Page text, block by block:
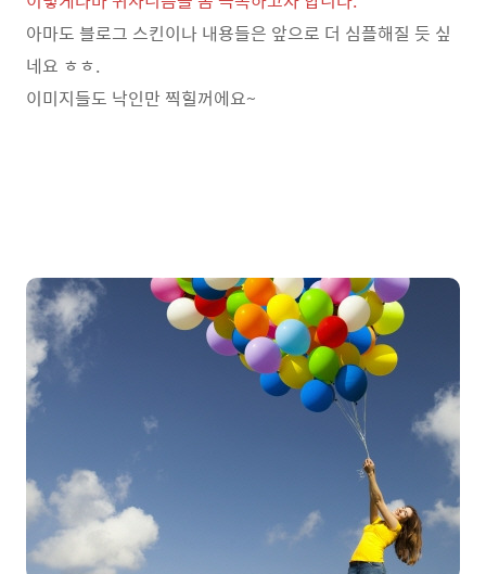
아마도 블로그 스킨이나 내용들은 앞으로 더 심플해질 듯 싶
네요 ㅎㅎ.
이미지들도 낙인만 찍힐꺼에요~